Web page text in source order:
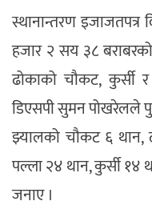
स्थानान्तरण
हजार २ सय ३८
ढोकाको चौकट, कुर्सी
डिएसपी सुमन पोखरेलले
झ्यालको चौकट ६ थान,
पल्ला २४ थान, कुर्सी
जनाए ।